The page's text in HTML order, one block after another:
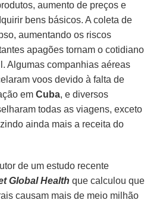
aumento de preços e
bens básicos. A coleta de
aumentando os riscos
apagões tornam o cotidiano
Algumas companhias aéreas
voos devido à falta de
emCuba, e diversos
todas as viagens, exceto
ainda mais a receita do
de um estudo recente
Global Health que calculou que
causam mais de meio milhão